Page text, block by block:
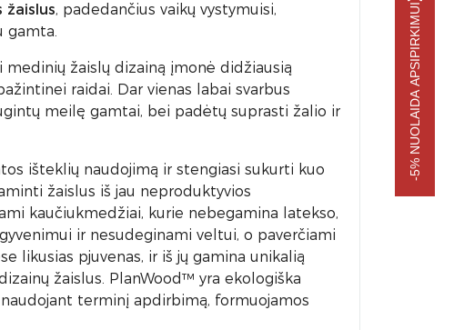
žaislus, padedančius vaikų vystymuisi,
gamta.
žaislų dizainą įmonė didžiausią
raidai. Dar vienas labai svarbus
meilę gamtai, bei padėtų suprasti žalio ir
išteklių naudojimą ir stengiasi sukurti kuo
žaislus iš jau neproduktyvios
kaučiukmedžiai, kurie nebegamina latekso,
ir nesudeginami veltui, o paverčiami
likusias pjuvenas, ir iš jų gamina unikalią
žaislus. PlanWood™ yra ekologiška
terminį apdirbimą, formuojamos
-5% NUOLAIDA APSIPIRKIMUI